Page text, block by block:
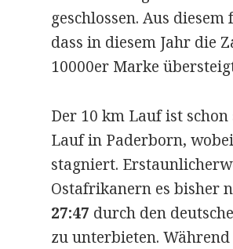
geschlossen. Aus
dass in diesem Jahr die
10000er Marke
Der 10 km Lauf ist
Lauf in Paderborn,
stagniert.
Ostafrikanern es bisher
27:47 durch den
zu unterbieten.